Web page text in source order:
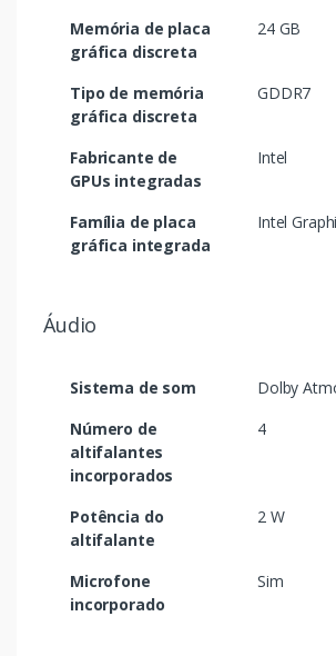
Memória de placa
gráfica discreta
24 GB
Tipo de memória
gráfica discreta
GDDR7
Fabricante de
GPUs integradas
Intel
Família de placa
gráfica integrada
Intel
Áudio
Sistema de som
Dolby
Número de
altifalantes
incorporados
4
Potência do
altifalante
2 W
Microfone
incorporado
Sim